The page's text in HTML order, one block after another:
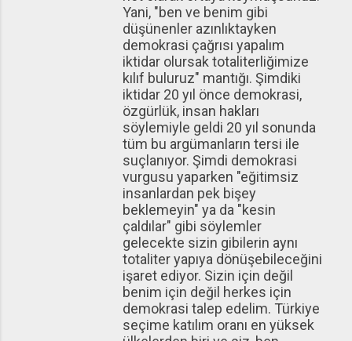
Yani, "ben ve benim gibi
düşünenler azınlıktayken
demokrasi çağrısı yapalım
iktidar olursak totaliterliğimize
kılıf buluruz" mantığı. Şimdiki
iktidar 20 yıl önce demokrasi,
özgürlük, insan hakları
söylemiyle geldi 20 yıl sonunda
tüm bu argümanların tersi ile
suçlanıyor. Şimdi demokrasi
vurgusu yaparken "eğitimsiz
insanlardan pek bişey
beklemeyin" ya da "kesin
çaldılar" gibi söylemler
gelecekte sizin gibilerin aynı
totaliter yapıya dönüşebileceğini
işaret ediyor. Sizin için değil
benim için değil herkes için
demokrasi talep edelim. Türkiye
seçime katılım oranı en yüksek